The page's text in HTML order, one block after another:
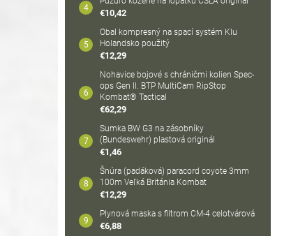
€10,42
Obal kompresný na spací systém Klu
Holandsko použitý
€12,29
Nohavice bojové s chráničmi kolien Spec-
ops Gen II. BTP MultiCam RipStop
Kombat® Tactical
€62,29
Sumka BW G3 na zásobníky
(Bundeswehr) plastová originál
€1,46
Šnúra (padáková) paracord coyote 3mm
100m Veľká Británia Kombat
€12,29
Plynová maska s filtrom CM-4 celotvárová
€6,88